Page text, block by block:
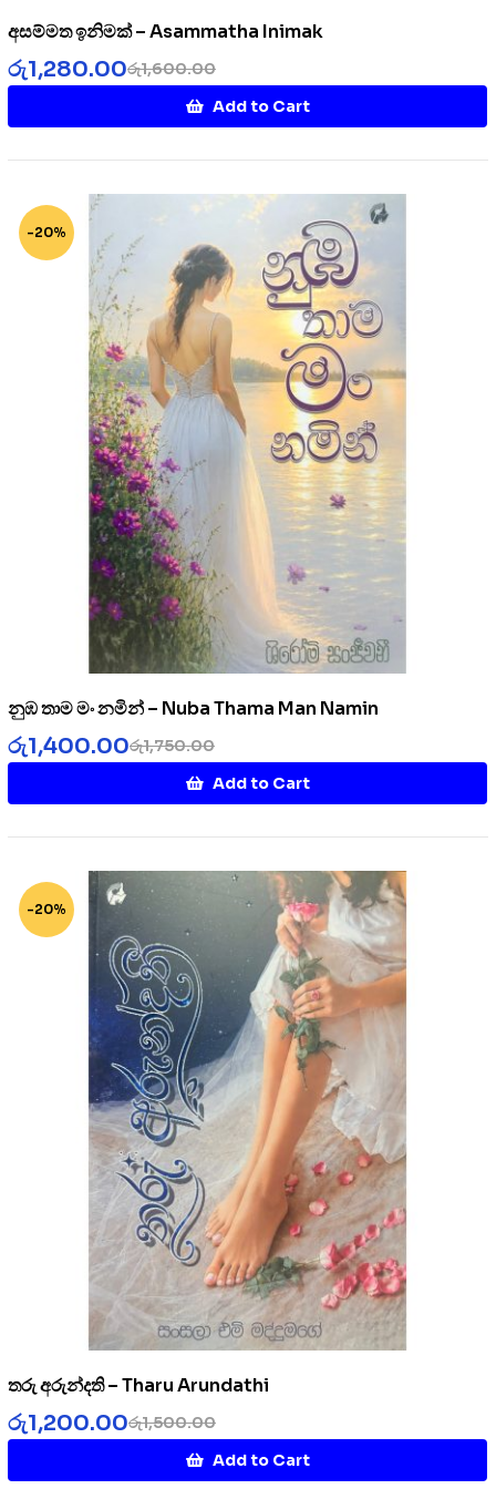
අසම්මත ඉනිමක් – Asammatha Inimak
රු1,600.00
රු1,280.00
Add to Cart
-20%
නුඹ තාම මං නමින් – Nuba Thama Man Namin
රු1,750.00
රු1,400.00
Add to Cart
-20%
තරු අරුන්දති – Tharu Arundathi
රු1,500.00
රු1,200.00
Add to Cart